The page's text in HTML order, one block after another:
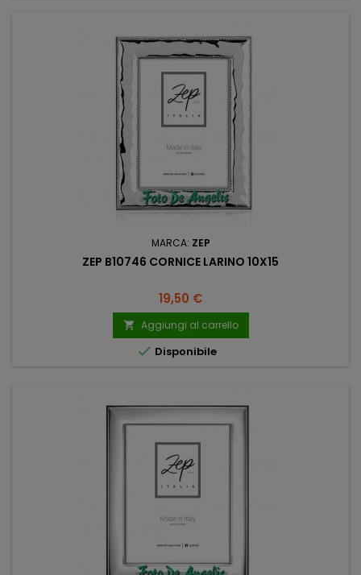
MARCA: ZEP
ZEP B10746 CORNICE LARINO 10X15
Prezzo
19,50 €
 Aggiungi al carrello
 Disponibile